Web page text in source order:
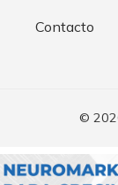
Contacto
©